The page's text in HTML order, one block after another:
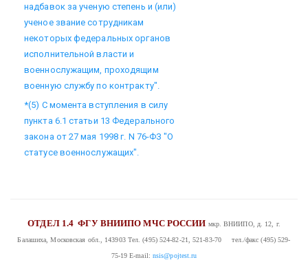
надбавок за ученую степень и (или)
ученое звание сотрудникам
некоторых федеральных органов
исполнительной власти и
военнослужащим, проходящим
военную службу по контракту".
*(5) С момента вступления в силу
пункта 6.1 статьи 13 Федерального
закона от 27 мая 1998 г. N 76-ФЗ "О
статусе военнослужащих".
ОТДЕЛ 1.4ФГУ ВНИИПО МЧС РОССИИ мкр. ВНИИПО, д. 12, г.
Балашиха, Московская обл., 143903Тел. (495) 524-82-21, 521-83-70 тел./факс (495) 529-
75-19 E-mail: nsis@pojtest.ru